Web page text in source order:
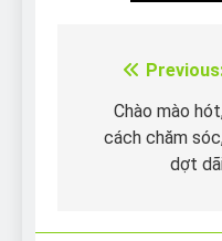
Điều
hướng
Chào mào
cách chăm
dợt